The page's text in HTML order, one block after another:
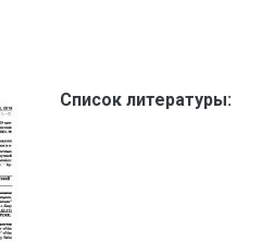
Список литературы: